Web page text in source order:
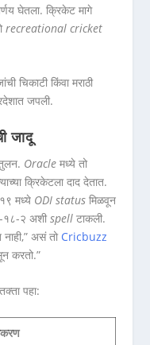
घेतला. क्रिकेट मागे
recreational cricket
चिकाटी किंवा मराठी
जपली.
जादू
Oracle मध्ये तो
क्रिकेटला दाद देतात.
मध्ये ODI status मिळवून
१८-२ अशीspell टाकली.
असं तो Cricbuzz
करतो.”
पहा: